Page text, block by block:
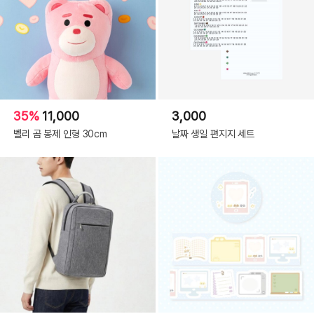
35% 11,000
벨리 곰 봉제 인형 30cm
3,000
날짜 생일 편지지 세트